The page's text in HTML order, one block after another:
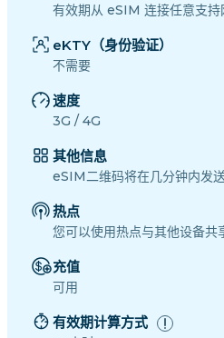
有效期从 eSIM 连接任意支持
eKTY（身份验证）
不需要
速度
3G / 4G
其他信息
eSIM二维码将在几分钟内发
热点
您可以使用热点与其他设备共
充值
可用
有效期计算方式